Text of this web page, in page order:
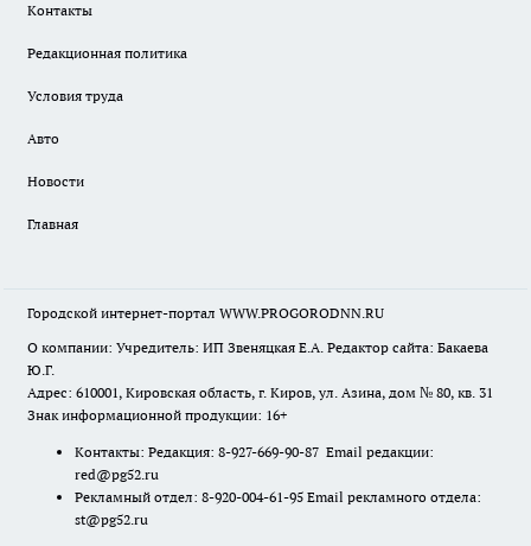
Контакты
Редакционная политика
Условия труда
Авто
Новости
Главная
Городской интернет-портал WWW.PROGORODNN.RU
О компании: Учредитель: ИП Звеняцкая Е.А. Редактор сайта: Бакаева
Ю.Г.
Адрес: 610001, Кировская область, г. Киров, ул. Азина, дом № 80, кв. 31
Знак информационной продукции: 16+
Контакты: Редакция: 8-927-669-90-87 Email редакции:
red@pg52.ru
Рекламный отдел: 8-920-004-61-95 Email рекламного отдела:
st@pg52.ru